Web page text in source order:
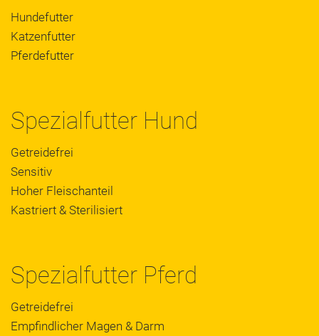
Hundefutter
Katzenfutter
Pferdefutter
Spezialfutter Hund
Getreidefrei
Sensitiv
Hoher Fleischanteil
Kastriert & Sterilisiert
Spezialfutter Pferd
Getreidefrei
Empfindlicher Magen & Darm